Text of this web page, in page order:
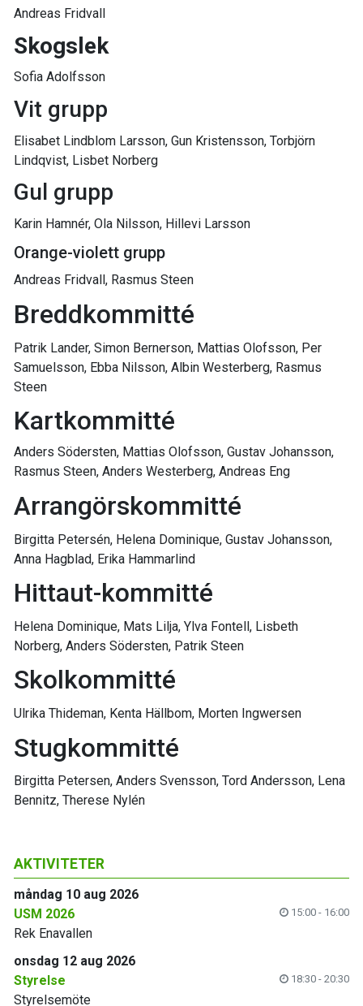
AKTIVITETER
måndag 10 aug 2026
USM 2026
15:00 - 16:00
Rek Enavallen
onsdag 12 aug 2026
Styrelse
18:30 - 20:30
Styrelsemöte
Andreas Fridvall
Skogslek
Sofia Adolfsson
Vit grupp
Elisabet Lindblom Larsson, Gun Kristensson, Torbjörn
Lindqvist, Lisbet Norberg
Gul grupp
Karin Hamnér, Ola Nilsson, Hillevi Larsson
Orange-violett grupp
Andreas Fridvall, Rasmus Steen
Breddkommitté
Patrik Lander, Simon Bernerson, Mattias Olofsson, Per
Samuelsson, Ebba Nilsson, Albin Westerberg, Rasmus
Steen
Kartkommitté
Anders Södersten, Mattias Olofsson, Gustav Johansson,
Rasmus Steen, Anders Westerberg, Andreas Eng
Arrangörskommitté
Birgitta Petersén, Helena Dominique, Gustav Johansson,
Anna Hagblad, Erika Hammarlind
Hittaut-kommitté
Helena Dominique, Mats Lilja, Ylva Fontell, Lisbeth
Norberg, Anders Södersten, Patrik Steen
Skolkommitté
Ulrika Thideman, Kenta Hällbom, Morten Ingwersen
Stugkommitté
Birgitta Petersen, Anders Svensson, Tord Andersson, Lena
Bennitz, Therese Nylén